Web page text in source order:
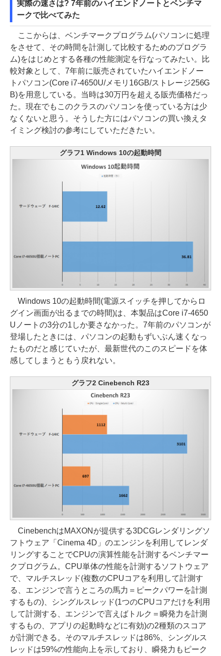
実際の速さは? 7年前のハイエンドノートとベンチマ
ークで比べてみた
ここからは、ベンチマークプログラム(パソコンに処理
をさせて、その時間を計測して比較するためのプログラ
ム)をはじめとする各種の性能測定を行なってみたい。比
較対象として、7年前に販売されていたハイエンドノー
トパソコン(Core i7-4650U/メモリ16GB/ストレージ256G
B)を用意している。当時は30万円を超える販売価格だっ
た。現在でもこのクラスのパソコンを使っている方は少
なくないと思う。そうした方にはパソコンの買い換えタ
イミング検討の参考にしていただきたい。
グラフ1 Windows 10の起動時間
Windows 10の起動時間(電源スイッチを押してからロ
グイン画面が出るまでの時間)は、本製品はCore i7-4650
Uノートの3分の1しか要さなかった。7年前のパソコンが
登場したときには、パソコンの起動もずいぶん速くなっ
たものだと感じていたが、最新世代のこのスピードを体
感してしまうともう戻れない。
グラフ2 Cinebench R23
CinebenchはMAXONが提供する3DCGレンダリングソ
フトウェア「Cinema 4D」のエンジンを利用してレンダ
リングすることでCPUの演算性能を計測するベンチマー
クプログラム。CPU単体の性能を計測するソフトウェア
で、マルチスレッド(複数のCPUコアを利用して計測す
る、エンジンで言うところの馬力＝ピークパワーを計測
するもの)、シングルスレッド(1つのCPUコアだけを利用
して計測する、エンジンで言えばトルク＝瞬発力を計測
するもの、アプリの起動時などに有効)の2種類のスコア
が計測できる。そのマルチスレッドは86%、シングルス
レッドは59%の性能向上を示しており、瞬発力もピーク